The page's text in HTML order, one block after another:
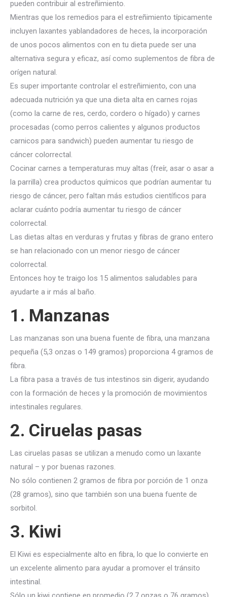
pueden contribuir al estreñimiento.
Mientras que los remedios para el estreñimiento típicamente
incluyen laxantes yablandadores de heces, la incorporación
de unos pocos alimentos con en tu dieta puede ser una
alternativa segura y eficaz, así como suplementos de fibra de
orígen natural.
Es super importante controlar el estreñimiento, con una
adecuada nutrición ya que una dieta alta en carnes rojas
(como la carne de res, cerdo, cordero o hígado) y carnes
procesadas (como perros calientes y algunos productos
carnicos para sandwich) pueden aumentar tu riesgo de
cáncer colorrectal.
Cocinar carnes a temperaturas muy altas (freír, asar o asar a
la parrilla) crea productos químicos que podrían aumentar tu
riesgo de cáncer, pero faltan más estudios científicos para
aclarar cuánto podría aumentar tu riesgo de cáncer
colorrectal.
Las dietas altas en verduras y frutas y fibras de grano entero
se han relacionado con un menor riesgo de cáncer
colorrectal.
Entonces hoy te traigo los 15 alimentos saludables para
ayudarte a ir más al baño.
1. Manzanas
Las manzanas son una buena fuente de fibra, una manzana
pequeña (5,3 onzas o 149 gramos) proporciona 4 gramos de
fibra.
La fibra pasa a través de tus intestinos sin digerir, ayudando
con la formación de heces y la promoción de movimientos
intestinales regulares.
2. Ciruelas pasas
Las ciruelas pasas se utilizan a menudo como un laxante
natural – y por buenas razones.
No sólo contienen 2 gramos de fibra por porción de 1 onza
(28 gramos), sino que también son una buena fuente de
sorbitol.
3. Kiwi
El Kiwi es especialmente alto en fibra, lo que lo convierte en
un excelente alimento para ayudar a promover el tránsito
intestinal.